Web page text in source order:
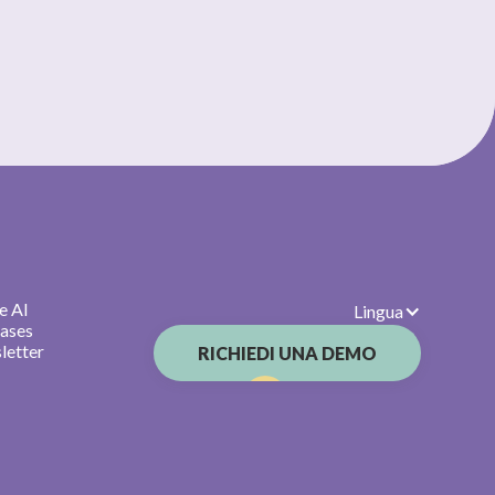
AI
Lingua
RICHIEDI UNA DEMO